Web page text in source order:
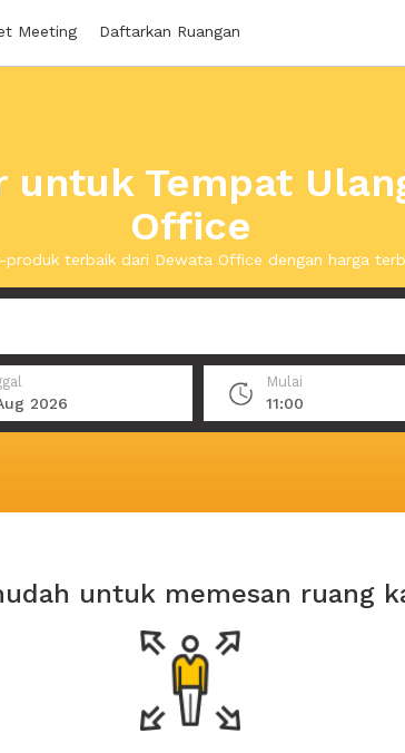
Meeting Daftarkan Ruangan
untuk Tempat
Office
produk terbaik dari Dewata Office dengan harga
2026
Mulai
11:00
untuk memesan ruang